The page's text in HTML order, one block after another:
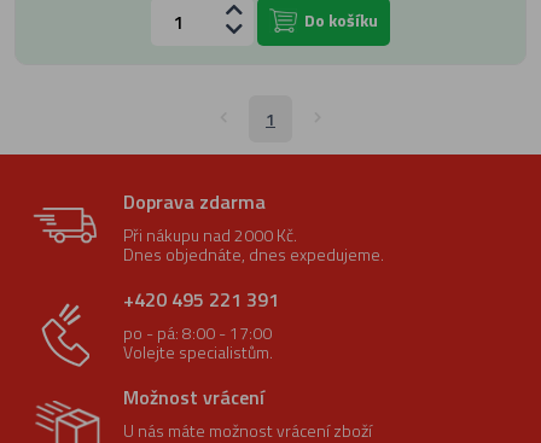
Do košíku
1
Doprava zdarma
Při nákupu nad 2000 Kč.
Dnes objednáte, dnes expedujeme.
+420 495 221 391
po - pá: 8:00 - 17:00
Volejte specialistům.
Možnost vrácení
U nás máte možnost vrácení zboží